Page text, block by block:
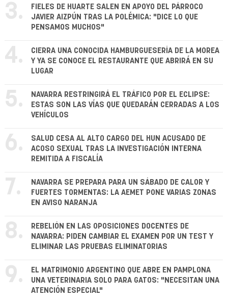
3.
FIELES DE HUARTE SALEN EN APOYO DEL PÁRROCO
JAVIER AIZPÚN TRAS LA POLÉMICA: "DICE LO QUE
PENSAMOS MUCHOS"
4.
CIERRA UNA CONOCIDA HAMBURGUESERÍA DE LA MOREA
Y YA SE CONOCE EL RESTAURANTE QUE ABRIRÁ EN SU
LUGAR
5.
NAVARRA RESTRINGIRÁ EL TRÁFICO POR EL ECLIPSE:
ESTAS SON LAS VÍAS QUE QUEDARÁN CERRADAS A LOS
VEHÍCULOS
6.
SALUD CESA AL ALTO CARGO DEL HUN ACUSADO DE
ACOSO SEXUAL TRAS LA INVESTIGACIÓN INTERNA
REMITIDA A FISCALÍA
7.
NAVARRA SE PREPARA PARA UN SÁBADO DE CALOR Y
FUERTES TORMENTAS: LA AEMET PONE VARIAS ZONAS
EN AVISO NARANJA
8.
REBELIÓN EN LAS OPOSICIONES DOCENTES DE
NAVARRA: PIDEN CAMBIAR EL EXAMEN POR UN TEST Y
ELIMINAR LAS PRUEBAS ELIMINATORIAS
9.
EL MATRIMONIO ARGENTINO QUE ABRE EN PAMPLONA
UNA VETERINARIA SOLO PARA GATOS: "NECESITAN UNA
ATENCIÓN ESPECIAL"